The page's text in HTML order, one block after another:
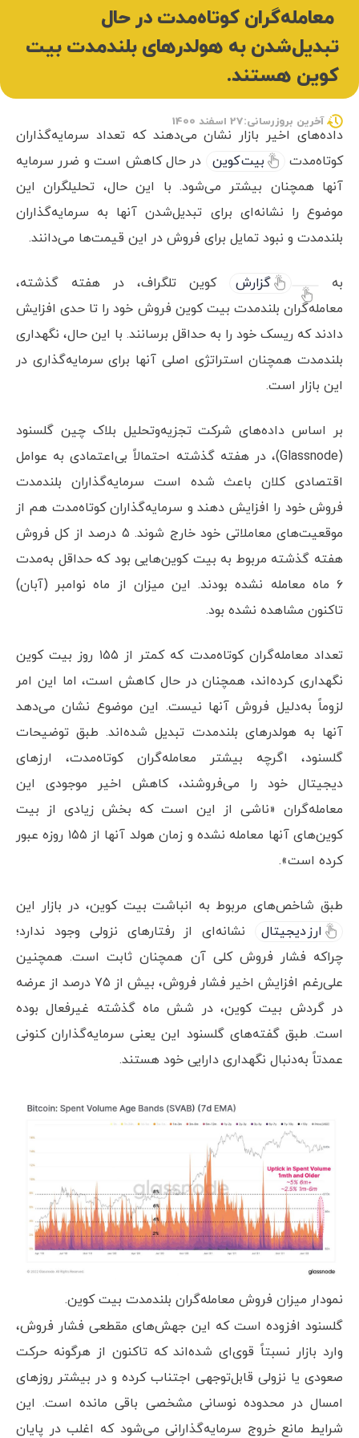
معامله‌گران کوتاه‌مدت در حال
تبدیل‌شدن به هولدرهای بلندمدت بیت
کوین هستند.
آخرین بروزرسانی:27 اسفند 1400
داده‌های اخیر بازار نشان می‌دهند که تعداد سرمایه‌گذاران
کوتاه‌مدت
بیت کوین
در حال کاهش است و ضرر سرمایه
آنها همچنان بیشتر می‌شود. با این حال، تحلیلگران این
موضوع را نشانه‌ای برای تبدیل‌شدن آنها به سرمایه‌گذاران
بلندمدت و نبود تمایل برای فروش در این قیمت‌ها می‌دانند.
به گزارش
کوین تلگراف، در هفته گذشته،
معامله‌گران بلندمدت بیت کوین فروش خود را تا حدی افزایش
دادند که ریسک خود را به حداقل برسانند. با این حال، نگهداری
بلندمدت همچنان استراتژی اصلی آنها برای سرمایه‌گذاری در
این بازار است.
بر اساس داده‌های شرکت تجزیه‌وتحلیل بلاک چین گلسنود
(Glassnode)، در هفته گذشته احتمالاً بی‌اعتمادی به عوامل
اقتصادی کلان باعث شده است سرمایه‌گذاران بلندمدت
فروش خود را افزایش دهند و سرمایه‌گذاران کوتاه‌مدت هم از
موقعیت‌های معاملاتی خود خارج شوند. ۵ درصد از کل فروش
هفته گذشته مربوط به بیت کوین‌هایی بود که حداقل به‌مدت
۶ ماه معامله نشده بودند. این میزان از ماه نوامبر (آبان)
تاکنون مشاهده نشده بود.
تعداد معامله‌گران کوتاه‌مدت که کمتر از ۱۵۵ روز بیت کوین
نگهداری کرده‌اند، همچنان در حال کاهش است، اما این امر
لزوماً به‌دلیل فروش آنها نیست. این موضوع نشان می‌دهد
آنها به هولدرهای بلندمدت تبدیل شده‌اند. طبق توضیحات
گلسنود، اگرچه بیشتر معامله‌گران کوتاه‌مدت، ارزهای
دیجیتال خود را می‌فروشند، کاهش اخیر موجودی این
معامله‌گران «ناشی از این است که بخش زیادی از بیت
کوین‌های آنها معامله نشده و زمان هولد آنها از ۱۵۵ روزه عبور
کرده است».
طبق شاخص‌های مربوط به انباشت بیت کوین، در بازار این
ارز دیجیتال
نشانه‌ای از رفتارهای نزولی وجود ندارد؛
چراکه فشار فروش کلی آن همچنان ثابت است. همچنین
علی‌رغم افزایش اخیر فشار فروش، بیش از ۷۵ درصد از عرضه
در گردش بیت کوین، در شش ماه گذشته غیرفعال بوده
است. طبق گفته‌های گلسنود این یعنی سرمایه‌گذاران کنونی
عمدتاً به‌دنبال نگهداری دارایی خود هستند.
نمودار میزان فروش معامله‌گران بلندمدت بیت کوین.
گلسنود افزوده است که این جهش‌های مقطعی فشار فروش،
وارد بازار نسبتاً قوی‌ای شده‌اند که تاکنون از هرگونه حرکت
صعودی یا نزولی قابل‌توجهی اجتناب کرده و در بیشتر روزهای
امسال در محدوده نوسانی مشخصی باقی مانده است. این
شرایط مانع خروج سرمایه‌گذارانی می‌شود که اغلب در پایان